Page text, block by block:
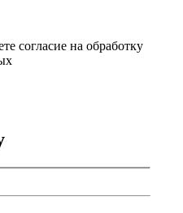
согласие на обработку